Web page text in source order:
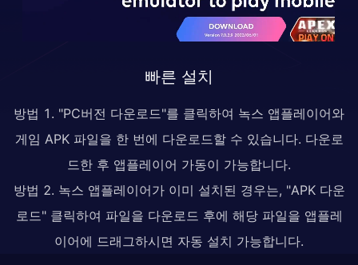
빠른 설치
방법 1. "PC버전 다운로드"를 클릭하여 녹스 앱플레이어와
게임 APK 파일을 한 번에 다운로드할 수 있습니다. 다운로
드한 후 앱플레이어 가동이 가능합니다.
방법 2. 녹스 앱플레이어가 이미 설치된 경우는, "APK 다운
로드" 클릭하여 파일을 다운로드 후에 해당 파일을 앱플레
이어에 드래그하시면 자동 설치 가능합니다.